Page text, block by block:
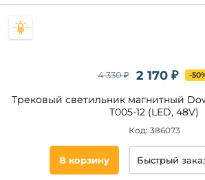
2 170 ₽
4 330 ₽ -
Трековый светильник магнитный
T005-12 (LED, 48V)
Код: 386073
В корзину Быстрый